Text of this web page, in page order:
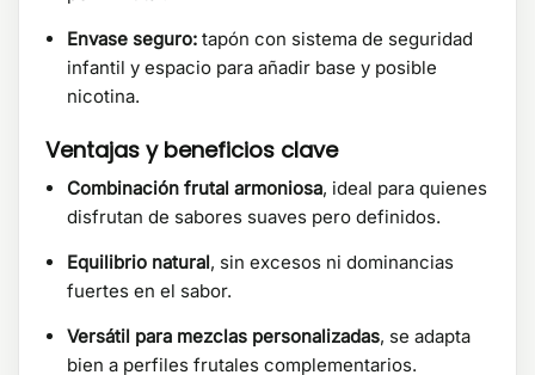
Envase seguro: tapón con sistema de seguridad
infantil y espacio para añadir base y posible
nicotina.
Ventajas y beneficios clave
Combinación frutal armoniosa, ideal para quienes
disfrutan de sabores suaves pero definidos.
Equilibrio natural, sin excesos ni dominancias
fuertes en el sabor.
Versátil para mezclas personalizadas, se adapta
bien a perfiles frutales complementarios.